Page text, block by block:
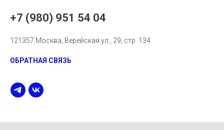
+7 (980) 951 54 04
121357 Москва, Верейская ул., 29, стр. 134
ОБРАТНАЯ СВЯЗЬ